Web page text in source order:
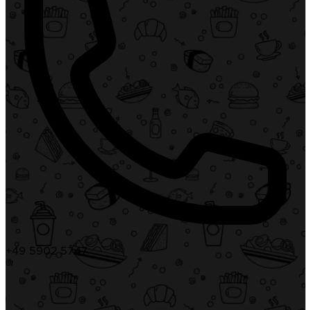
+49 5902 5747